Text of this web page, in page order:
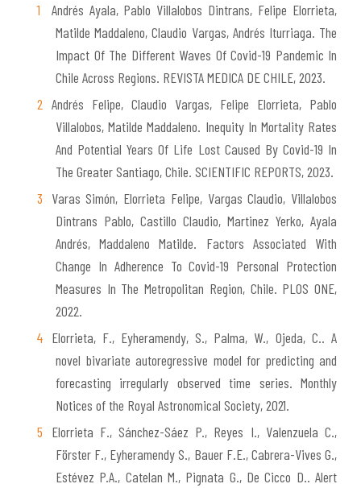
Andrés Ayala, Pablo Villalobos Dintrans, Felipe Elorrieta,
Matilde Maddaleno, Claudio Vargas, Andrés Iturriaga. The
Impact Of The Different Waves Of Covid-19 Pandemic In
Chile Across Regions. REVISTA MEDICA DE CHILE, 2023.
Andrés Felipe, Claudio Vargas, Felipe Elorrieta, Pablo
Villalobos, Matilde Maddaleno. Inequity In Mortality Rates
And Potential Years Of Life Lost Caused By Covid-19 In
The Greater Santiago, Chile. SCIENTIFIC REPORTS, 2023.
Varas Simón, Elorrieta Felipe, Vargas Claudio, Villalobos
Dintrans Pablo, Castillo Claudio, Martinez Yerko, Ayala
Andrés, Maddaleno Matilde. Factors Associated With
Change In Adherence To Covid-19 Personal Protection
Measures In The Metropolitan Region, Chile. PLOS ONE,
2022.
Elorrieta, F., Eyheramendy, S., Palma, W., Ojeda, C.. A
novel bivariate autoregressive model for predicting and
forecasting irregularly observed time series. Monthly
Notices of the Royal Astronomical Society, 2021.
Elorrieta F., Sánchez-Sáez P., Reyes I., Valenzuela C.,
Förster F., Eyheramendy S., Bauer F.E., Cabrera-Vives G.,
Estévez P.A., Catelan M., Pignata G., De Cicco D.. Alert